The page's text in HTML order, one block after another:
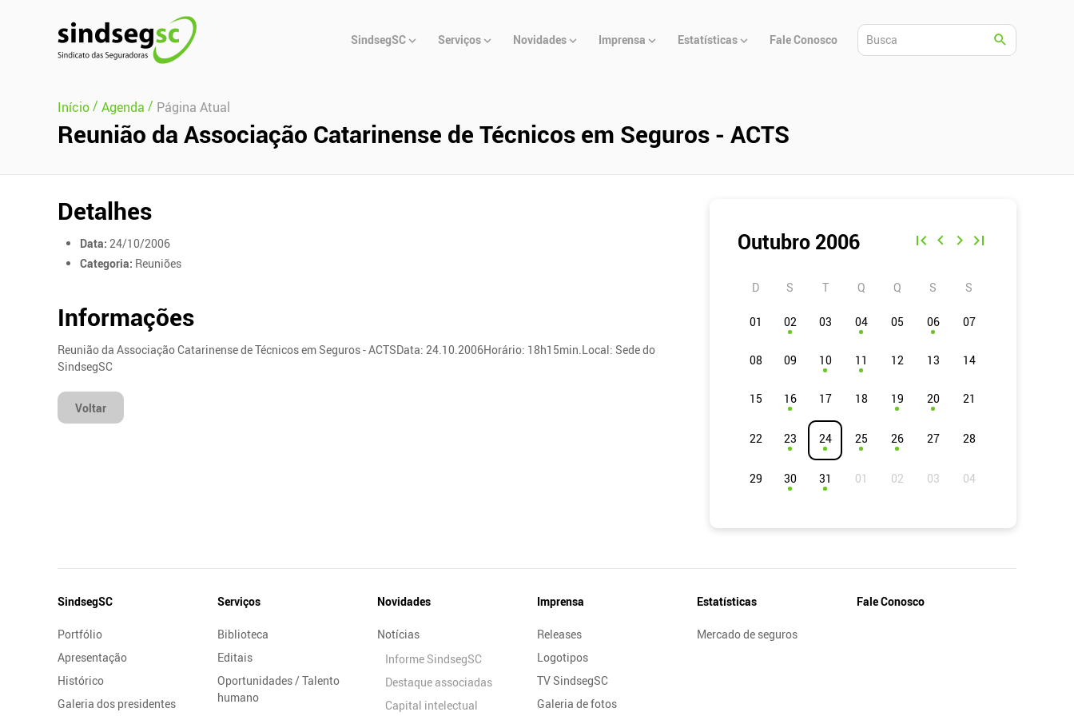
Principal
SindsegSC Serviços Novidades Imprensa Estatísticas Fale Conosco
Início/ Agenda / Página Atual
Reunião da Associação Catarinense de Técnicos em Seguros - ACTS
Outubro 2006
D S T Q Q S S
01 02 03 04 05 06 07
08 09 10 11 12 13 14
15 16 17 18 19 20 21
22 23 24 25 26 27 28
29 30 31
Detalhes
Data: 24/10/2006
Categoria: Reuniões
Informações
Reunião da Associação Catarinense de Técnicos em Seguros - ACTSData: 24.10.2006Horário: 18h15min.Local: Sede do
SindsegSC
Voltar
Mapa
Site
SindsegSC
Portfólio
Apresentação
Histórico
Galeria dos presidentes
Serviços
Biblioteca
Editais
Oportunidades / Talento
humano
Novidades
Notícias
Informe SindsegSC
Destaque associadas
Capital intelectual
Imprensa
Releases
Logotipos
TV SindsegSC
Galeria de fotos
Estatísticas
Mercado de seguros
Fale Conosco